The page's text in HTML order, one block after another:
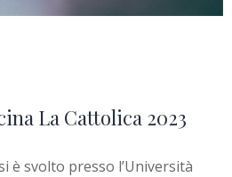
La Cattolica 2023
è svolto presso l’Università